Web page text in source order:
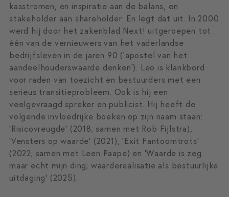
kasstromen, en inspiratie aan de balans, en
stakeholder aan shareholder. En legt dat uit. In 2000
werd hij door het zakenblad Next! uitgeroepen tot
één van de vernieuwers van het vaderlandse
bedrijfsleven in de jaren 90 (‘apostel van het
aandeelhouderswaarde denken’). Leo is klankbord
voor raden van toezicht en bestuurders met een
serieus transitieprobleem. Ook is hij een
veelgevraagd spreker en publicist. Hij heeft de
volgende invloedrijke boeken op zijn naam staan:
'Risicovreugde' (2018; samen met Rob Fijlstra),
'Vensters op waarde' (2021), 'Exit Fantoomtrots'
(2022; samen met Leen Paape) en 'Waarde is zeg
maar echt mijn ding; waarderealisatie als bestuurlijke
uitdaging' (2025).